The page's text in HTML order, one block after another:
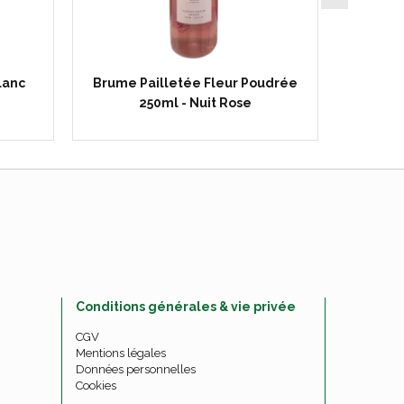
Brume Pailletée Fleur Poudrée
250ml - Nuit Rose
Conditions générales & vie privée
CGV
Mentions légales
Données personnelles
Cookies